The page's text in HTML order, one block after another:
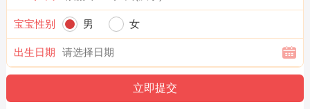
宝宝性别 男 女
出生日期